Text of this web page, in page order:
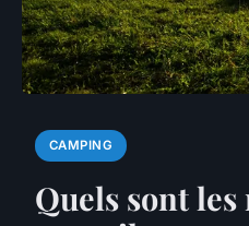
CAMPING
Quels sont